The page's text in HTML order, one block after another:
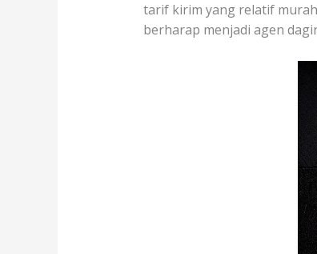
tarif kirim yang relatif
berharap menjadi agen